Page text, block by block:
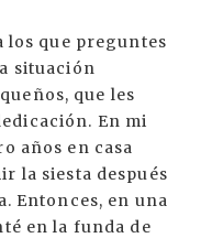
los que preguntes
situación
que les
En mi
años en casa
la siesta después
Entonces, en una
en la funda de